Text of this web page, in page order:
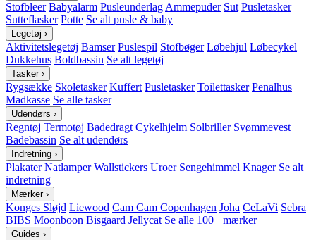
Stofbleer Babyalarm Pusleunderlag Ammepuder Sut Pusletasker
Sutteflasker Potte Se alt pusle & baby
Legetøj ›
Aktivitetslegetøj Bamser Puslespil Stofbøger Løbehjul Løbecykel
Dukkehus Boldbassin Se alt legetøj
Tasker ›
Rygsække Skoletasker Kuffert Pusletasker Toilettasker Penalhus
Madkasse Se alle tasker
Udendørs ›
Regntøj Termotøj Badedragt Cykelhjelm Solbriller Svømmevest
Badebassin Se alt udendørs
Indretning ›
Plakater Natlamper Wallstickers Uroer Sengehimmel Knager Se alt
indretning
Mærker ›
Konges Sløjd Liewood Cam Cam Copenhagen Joha CeLaVi Sebra
BIBS Moonboon Bisgaard Jellycat Se alle 100+ mærker
Guides ›